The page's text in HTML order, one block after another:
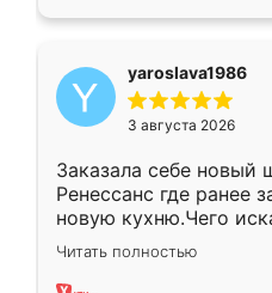
yaroslava1986
3 августа 2026
Заказала себе новый
Ренессанс где ранее
новую кухню.Чего
вполне довольна.
два года, нареканий
Читать полностью